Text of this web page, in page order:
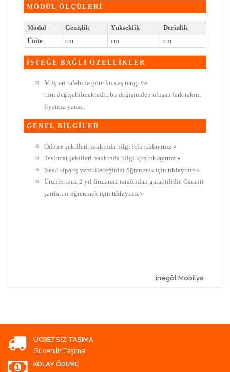
MÖDÜL ÖLÇÜLERİ
Modül Genişlik Yükseklik
Derinlik
Ünite
cm cm cm
İSTEĞE BAĞLI ÖZELLİKLER
Müşteri talebine göre kumaş rengi ve
türü değişebilmektedir, bu değişimden oluşan fark takım
fiyatına yansır.
GENEL BİLGİLER
Ödeme şekilleri hakkında bilgi için tıklayınız »
Teslimat şekilleri hakkında bilgi için tıklayınız »
Nasıl sipariş verebileceğinizi öğrenmek için tıklayınız »
Ürünlerimiz 2 yıl firmamız tarafından garantilidir. Garanti
şartlarını öğrenmek için tıklayınız »
inegöl Mobilya
ÜCRETSIZ TAŞIMA
Güvenilir Taşıma
KOLAY ÖDEME